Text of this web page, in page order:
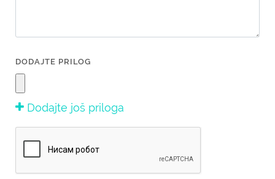
DODAJTE PRILOG
Dodajte još priloga